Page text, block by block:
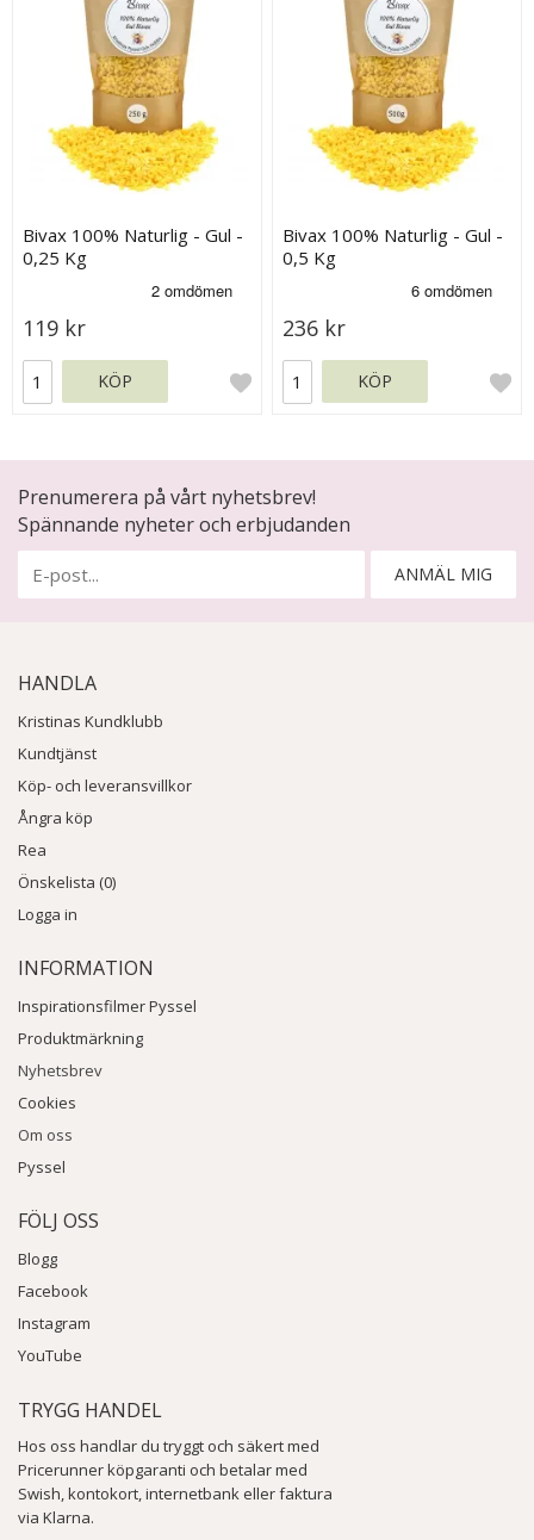
Bivax 100% Naturlig - Gul -
0,25 Kg
119 kr
KÖP
Bivax 100% Naturlig - Gul -
0,5 Kg
236 kr
KÖP
Prenumerera på vårt nyhetsbrev!
Spännande nyheter och erbjudanden
ANMÄL MIG
HANDLA
Kristinas Kundklubb
Kundtjänst
Köp- och leveransvillkor
Ångra köp
Rea
Önskelista (0)
Logga in
INFORMATION
Inspirationsfilmer Pyssel
Produktmärkning
Nyhetsbrev
Cookies
Om oss
Pyssel
FÖLJ OSS
Blogg
Facebook
Instagram
YouTube
TRYGG HANDEL
Hos oss handlar du tryggt och säkert med
Pricerunner köpgaranti och betalar med
Swish, kontokort, internetbank eller faktura
via Klarna.